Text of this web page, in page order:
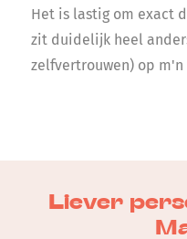
Het is lastig om exact
zit duidelijk heel
zelfvertrouwen) op m'n
Liever